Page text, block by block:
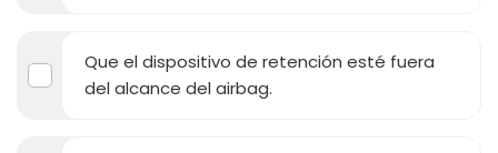
Que el dispositivo de retención esté fuera
del alcance del airbag.